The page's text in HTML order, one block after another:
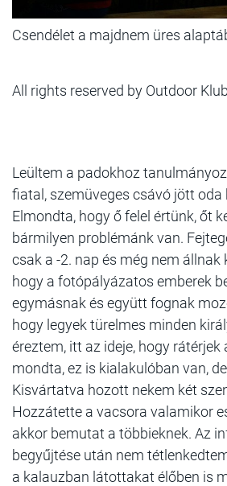
Csendélet a majdnem üres
All rights reserved by Outdoor Klub
Leültem a padokhoz
fiatal, szemüveges csávó jött oda
Elmondta, hogy ő felel értünk, őt
bármilyen problémánk van.
csak a -2. nap és még nem állnak
hogy a fotópályázatos emberek
egymásnak és együtt fognak
hogy legyek türelmes minden
éreztem, itt az ideje, hogy rátérjek
mondta, ez is kialakulóban van,
Kisvártatva hozott nekem két
Hozzátette a vacsora valamikor
akkor bemutat a többieknek. Az
begyűjtése után nem
a kalauzban látottakat élőben is